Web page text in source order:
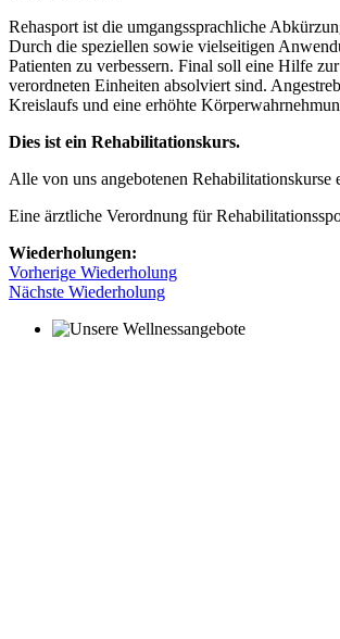
Rehasport ist die umgangssprachliche
Durch die speziellen sowie vielseitigen
Patienten zu verbessern. Final soll eine Hilfe
verordneten Einheiten absolviert sind.
Kreislaufs und eine erhöhte
Dies ist ein Rehabilitationskurs.
Alle von uns angebotenen
Eine ärztliche Verordnung für
Wiederholungen:
Vorherige Wiederholung
Nächste Wiederholung